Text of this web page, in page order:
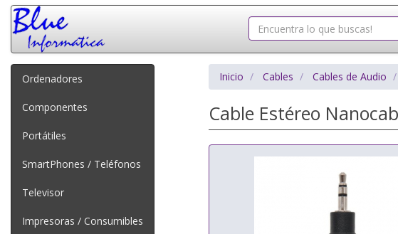
Ordenadores
Componentes
Portátiles
SmartPhones / Teléfonos
Televisor
Impresoras / Consumibles
Inicio Cables Cables de Audio
Cable Estéreo